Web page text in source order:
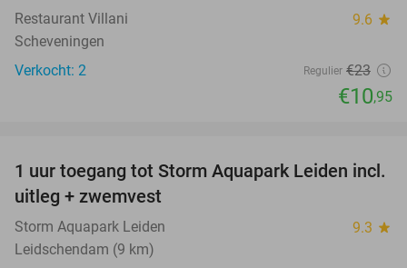
Restaurant Villani 9.6 star
Scheveningen
Verkocht: 2
Regulier €23
€10,95
38%
1 uur toegang tot Storm Aquapark Leiden incl.
uitleg + zwemvest
Storm Aquapark Leiden 9.3 star
Leidschendam (9 km)